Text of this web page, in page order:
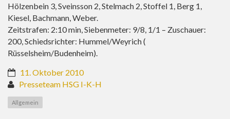
Hölzenbein 3, Sveinsson 2, Stelmach 2, Stoffel 1, Berg 1,
Kiesel, Bachmann, Weber.
Zeitstrafen: 2:10 min, Siebenmeter: 9/8, 1/1 – Zuschauer:
200, Schiedsrichter: Hummel/Weyrich (
Rüsselsheim/Budenheim).
11. Oktober 2010
Presseteam HSG I-K-H
Allgemein